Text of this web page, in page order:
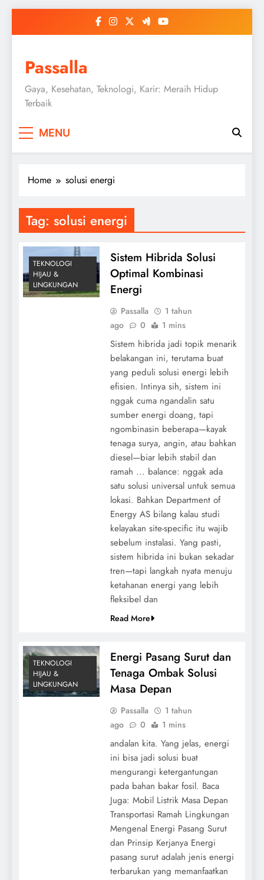
Passalla
Gaya, Kesehatan, Teknologi, Karir: Meraih Hidup
Terbaik
MENU
Home solusi energi
Tag: solusi energi
TEKNOLOGI
HIJAU &
LINGKUNGAN
Sistem Hibrida Solusi
Optimal Kombinasi
Energi
Passalla
1 tahun
ago
0 1 mins
Sistem hibrida jadi topik menarik
belakangan ini, terutama buat
yang peduli solusi energi lebih
efisien. Intinya sih, sistem ini
nggak cuma ngandalin satu
sumber energi doang, tapi
ngombinasin beberapa—kayak
tenaga surya, angin, atau bahkan
diesel—biar lebih stabil dan
ramah ... balance: nggak ada
satu solusi universal untuk semua
lokasi. Bahkan Department of
Energy AS bilang kalau studi
kelayakan site-specific itu wajib
sebelum instalasi. Yang pasti,
sistem hibrida ini bukan sekadar
tren—tapi langkah nyata menuju
ketahanan energi yang lebih
fleksibel dan
Read More
TEKNOLOGI
HIJAU &
LINGKUNGAN
Energi Pasang Surut dan
Tenaga Ombak Solusi
Masa Depan
Passalla
1 tahun
ago
0 1 mins
andalan kita. Yang jelas, energi
ini bisa jadi solusi buat
mengurangi ketergantungan
pada bahan bakar fosil. Baca
Juga: Mobil Listrik Masa Depan
Transportasi Ramah Lingkungan
Mengenal Energi Pasang Surut
dan Prinsip Kerjanya Energi
pasang surut adalah jenis energi
terbarukan yang memanfaatkan